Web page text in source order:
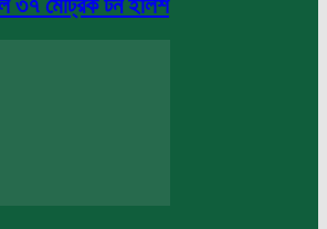
৩৭ মেট্রিক টন ইলিশ